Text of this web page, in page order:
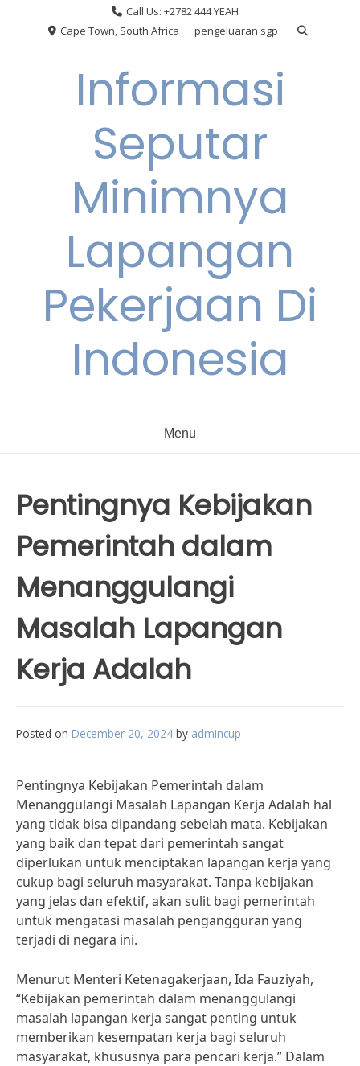
Call Us: +2782 444 YEAH
Cape Town, South Africa
pengeluaran sgp
Informasi
Seputar
Minimnya
Lapangan
Pekerjaan Di
Indonesia
Menu
Pentingnya Kebijakan
Pemerintah dalam
Menanggulangi
Masalah Lapangan
Kerja Adalah
Posted on December 20, 2024 by admincup
Pentingnya Kebijakan Pemerintah dalam
Menanggulangi Masalah Lapangan Kerja Adalah hal
yang tidak bisa dipandang sebelah mata. Kebijakan
yang baik dan tepat dari pemerintah sangat
diperlukan untuk menciptakan lapangan kerja yang
cukup bagi seluruh masyarakat. Tanpa kebijakan
yang jelas dan efektif, akan sulit bagi pemerintah
untuk mengatasi masalah pengangguran yang
terjadi di negara ini.
Menurut Menteri Ketenagakerjaan, Ida Fauziyah,
“Kebijakan pemerintah dalam menanggulangi
masalah lapangan kerja sangat penting untuk
memberikan kesempatan kerja bagi seluruh
masyarakat, khususnya para pencari kerja.” Dalam